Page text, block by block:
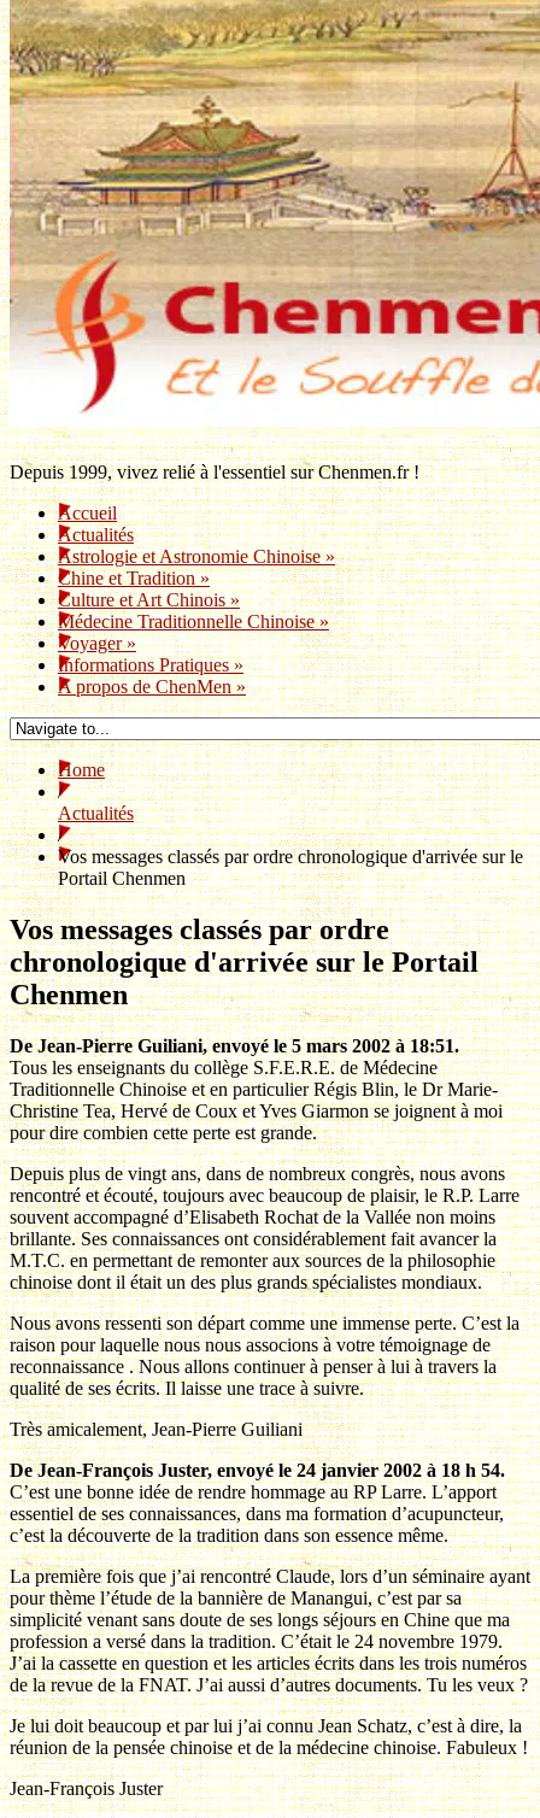
Depuis 1999, vivez relié à l'essentiel sur Chenmen.fr !
Accueil
Actualités
Astrologie et Astronomie Chinoise»
Chine et Tradition»
Culture et Art Chinois»
Médecine Traditionnelle Chinoise»
Voyager»
Informations Pratiques»
A propos de ChenMen»
Home
/
Actualités
/
Vos messages classés par ordre chronologique d'arrivée sur le
Portail Chenmen
Vos messages classés par ordre
chronologique d'arrivée sur le Portail
Chenmen
De Jean-Pierre Guiliani, envoyé le 5 mars 2002 à 18:51.
Tous les enseignants du collège S.F.E.R.E. de Médecine
Traditionnelle Chinoise et en particulier Régis Blin, le Dr Marie-
Christine Tea, Hervé de Coux et Yves Giarmon se joignent à moi
pour dire combien cette perte est grande.
Depuis plus de vingt ans, dans de nombreux congrès, nous avons
rencontré et écouté, toujours avec beaucoup de plaisir, le R.P. Larre
souvent accompagné d’Elisabeth Rochat de la Vallée non moins
brillante. Ses connaissances ont considérablement fait avancer la
M.T.C. en permettant de remonter aux sources de la philosophie
chinoise dont il était un des plus grands spécialistes mondiaux.
Nous avons ressenti son départ comme une immense perte. C’est la
raison pour laquelle nous nous associons à votre témoignage de
reconnaissance . Nous allons continuer à penser à lui à travers la
qualité de ses écrits. Il laisse une trace à suivre.
Très amicalement, Jean-Pierre Guiliani
De Jean-François Juster, envoyé le 24 janvier 2002 à 18 h 54.
C’est une bonne idée de rendre hommage au RP Larre. L’apport
essentiel de ses connaissances, dans ma formation d’acupuncteur,
c’est la découverte de la tradition dans son essence même.
La première fois que j’ai rencontré Claude, lors d’un séminaire ayant
pour thème l’étude de la bannière de Manangui, c’est par sa
simplicité venant sans doute de ses longs séjours en Chine que ma
profession a versé dans la tradition. C’était le 24 novembre 1979.
J’ai la cassette en question et les articles écrits dans les trois numéros
de la revue de la FNAT. J’ai aussi d’autres documents. Tu les veux ?
Je lui doit beaucoup et par lui j’ai connu Jean Schatz, c’est à dire, la
réunion de la pensée chinoise et de la médecine chinoise. Fabuleux !
Jean-François Juster